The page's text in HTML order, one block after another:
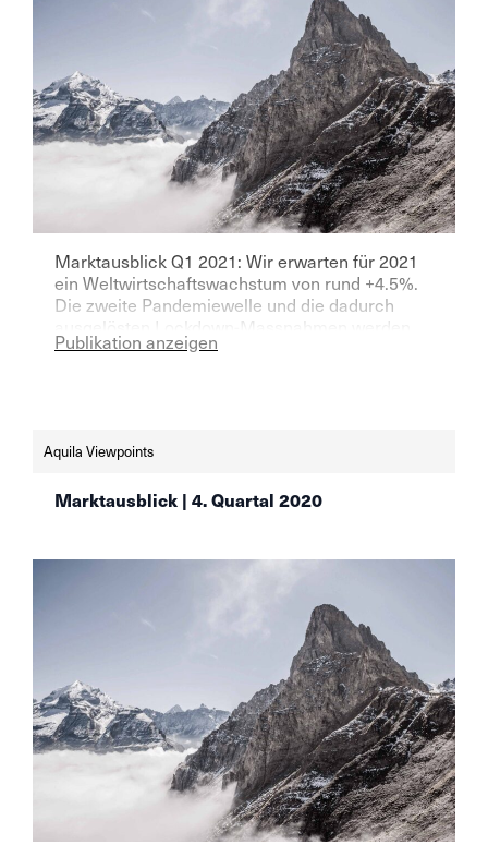
Marktausblick Q1 2021: Wir erwarten für 2021
ein Weltwirtschaftswachstum von rund +4.5%.
Die zweite Pandemiewelle und die dadurch
ausgelösten Lockdown-Massnahmen werden
das Wirtschaftswachstum auf der
Publikation anzeigen
Aquila Viewpoints
Marktausblick | 4. Quartal 2020